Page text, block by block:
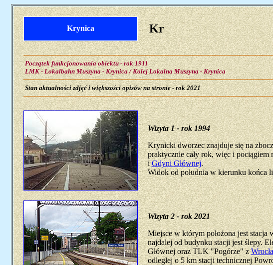
Krynica Kr
Początek funkcjonowania obiektu - rok 1911
LMK - Lokalbahn Muszyna - Krynica / Kolej Lokalna Muszyna - Krynica
Stan aktualności zdjęć i większości opisów na stronie - rok 2021
Wizyta 1 - rok 1994
Krynicki dworzec znajduje się na
praktycznie cały rok, więc i pociągiem
iGdyni Głównej.
Widok od południa w kierunku końca
Wizyta 2 - rok 2021
Miejsce w którym położona jest
najdalej od budynku stacji jest ślepy.
Głównej oraz TLK "Pogórze" z
odległej o 5 km stacji technicznej